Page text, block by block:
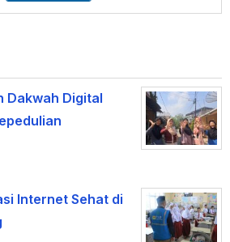
Dakwah Digital
Internet Sehat di